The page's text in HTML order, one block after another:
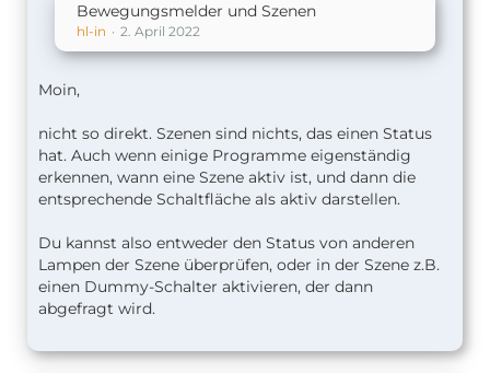
Bewegungsmelder und Szenen
hl-in 2. April 2022
Moin,
nicht so direkt. Szenen sind nichts, das einen Status
hat. Auch wenn einige Programme eigenständig
erkennen, wann eine Szene aktiv ist, und dann die
entsprechende Schaltfläche als aktiv darstellen.
Du kannst also entweder den Status von anderen
Lampen der Szene überprüfen, oder in der Szene z.B.
einen Dummy-Schalter aktivieren, der dann
abgefragt wird.